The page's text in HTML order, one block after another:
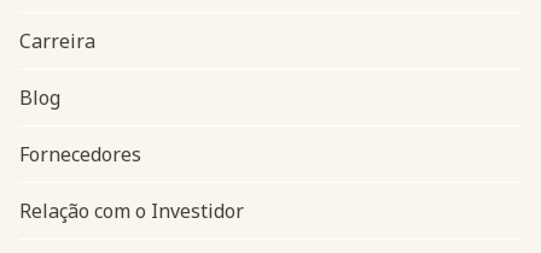
Navegação do rodapé
Carreira
Blog
Fornecedores
Relação com o Investidor